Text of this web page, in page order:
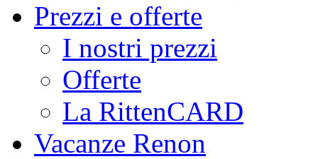
Prezzi e offerte
I nostri prezzi
Offerte
La RittenCARD
Vacanze Renon